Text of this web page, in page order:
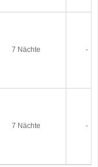
7 Nächte -
7 Nächte -